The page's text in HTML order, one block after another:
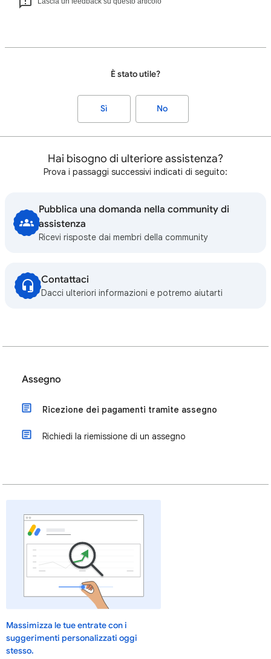
È stato utile?
Sì No
Hai bisogno di ulteriore assistenza?
Prova i passaggi successivi indicati di seguito:
Pubblica una domanda nella community di
assistenza
Ricevi risposte dai membri della community
Contattaci
Dacci ulteriori informazioni e potremo aiutarti
Assegno
Ricezione dei pagamenti tramite assegno
Richiedi la riemissione di un assegno
Massimizza le tue entrate con i
suggerimenti personalizzati oggi
stesso.